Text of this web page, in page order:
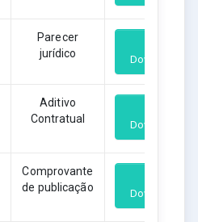
Parecer
jurídico
Download
Aditivo
Contratual
Download
Comprovante
de publicação
Download